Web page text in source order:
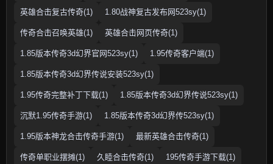
英雄合击复古传奇(1) 1.80战神复古发布网523sy(1)
传奇合击召唤英雄(1) 英雄合击网页传奇(1)
1.85版本传奇3d幻界官网523sy(1) 1.95传奇客户端(1)
1.85版本传奇3d幻界传说安装523sy(1)
1.95传奇完整补丁下载(1) 1.85版本传奇3d幻界传说523sy(1)
沉默1.95传奇手游(1) 1.85版本传奇3d幻界传523sy(1)
1.95版本神龙合击传奇手游(1) 最新英雄合击传奇(1)
传奇单职业摆摊(1) 久睦合击传奇(1) 195传奇手游下载(1)